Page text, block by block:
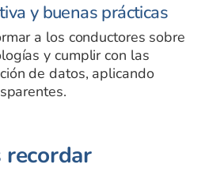
y buenas prácticas
a los conductores sobre
y cumplir con las
de datos, aplicando
recordar